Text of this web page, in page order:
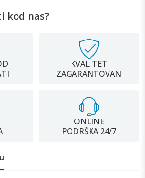
kod nas?
KVALITET
ZAGARANTOVAN
ONLINE
PODRŠKA 24/7